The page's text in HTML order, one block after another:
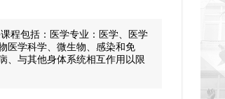
程包括：医学专业：医学、医学
医学科学、微生物、感染和免
、与其他身体系统相互作用以限